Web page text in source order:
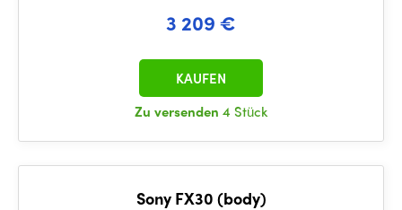
3 209 €
Zu versenden 4 Stück
KAUFEN
Sony FX30 (body)